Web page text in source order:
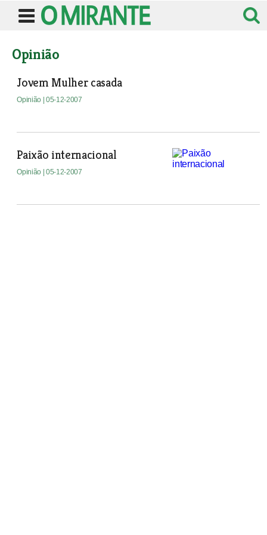
Opinião
Jovem Mulher casada
Opinião | 05-12-2007
Paixão internacional
Opinião | 05-12-2007